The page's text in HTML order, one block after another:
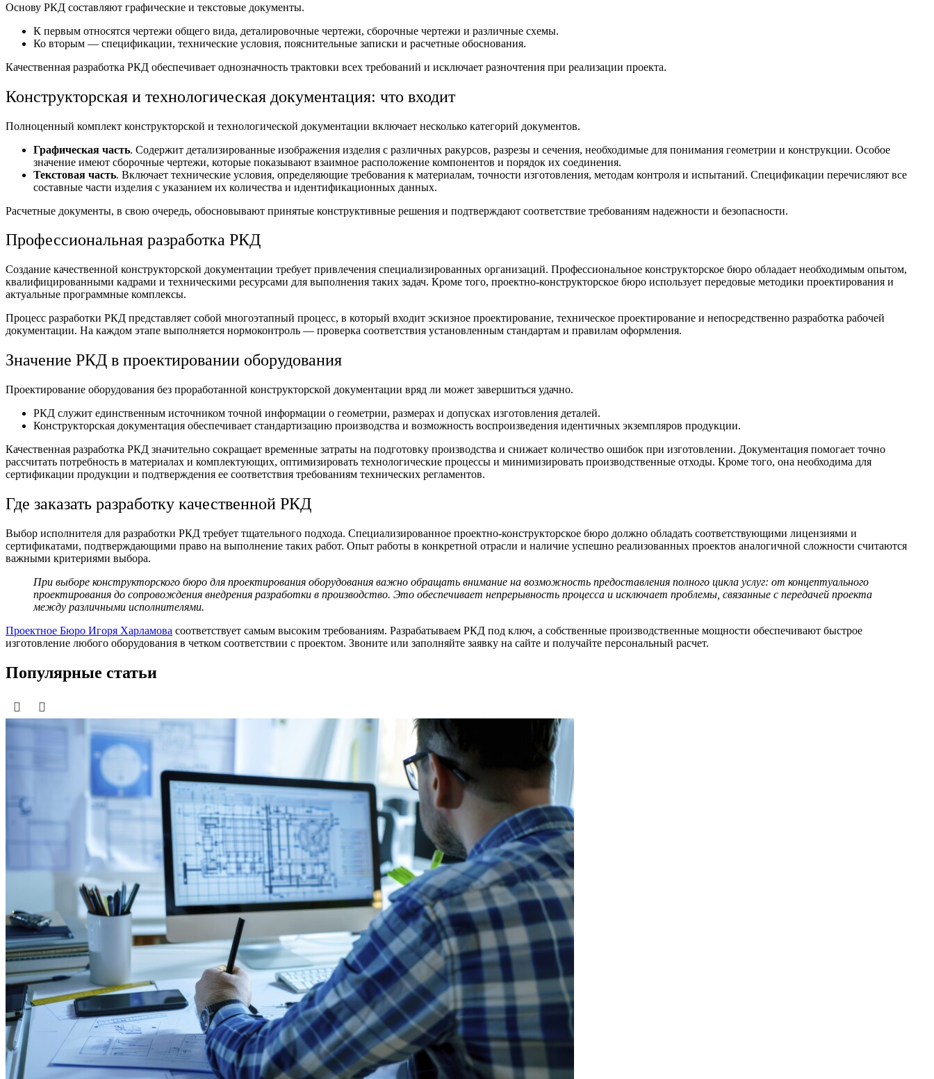
Основу РКД составляют графические и текстовые документы.
К первым относятся чертежи общего вида, деталировочные чертежи, сборочные чертежи и различные схемы.
Ко вторым — спецификации, технические условия, пояснительные записки и расчетные обоснования.
Качественная разработка РКД обеспечивает однозначность трактовки всех требований и исключает разночтения при реализации проекта.
Конструкторская и технологическая документация: что входит
Полноценный комплект конструкторской и технологической документации включает несколько категорий документов.
Графическая часть. Содержит детализированные изображения изделия с различных ракурсов, разрезы и сечения, необходимые для понимания геометрии и конструкции. Особое
значение имеют сборочные чертежи, которые показывают взаимное расположение компонентов и порядок их соединения.
Текстовая часть. Включает технические условия, определяющие требования к материалам, точности изготовления, методам контроля и испытаний. Спецификации перечисляют все
составные части изделия с указанием их количества и идентификационных данных.
Расчетные документы, в свою очередь, обосновывают принятые конструктивные решения и подтверждают соответствие требованиям надежности и безопасности.
Профессиональная разработка РКД
Создание качественной конструкторской документации требует привлечения специализированных организаций. Профессиональное конструкторское бюро обладает необходимым опытом,
квалифицированными кадрами и техническими ресурсами для выполнения таких задач. Кроме того, проектно-конструкторское бюро использует передовые методики проектирования и
актуальные программные комплексы.
Процесс разработки РКД представляет собой многоэтапный процесс, в который входит эскизное проектирование, техническое проектирование и непосредственно разработка рабочей
документации. На каждом этапе выполняется нормоконтроль — проверка соответствия установленным стандартам и правилам оформления.
Значение РКД в проектировании оборудования
Проектирование оборудования без проработанной конструкторской документации вряд ли может завершиться удачно.
РКД служит единственным источником точной информации о геометрии, размерах и допусках изготовления деталей.
Конструкторская документация обеспечивает стандартизацию производства и возможность воспроизведения идентичных экземпляров продукции.
Качественная разработка РКД значительно сокращает временные затраты на подготовку производства и снижает количество ошибок при изготовлении. Документация помогает точно
рассчитать потребность в материалах и комплектующих, оптимизировать технологические процессы и минимизировать производственные отходы. Кроме того, она необходима для
сертификации продукции и подтверждения ее соответствия требованиям технических регламентов.
Где заказать разработку качественной РКД
Выбор исполнителя для разработки РКД требует тщательного подхода. Специализированное проектно-конструкторское бюро должно обладать соответствующими лицензиями и
сертификатами, подтверждающими право на выполнение таких работ. Опыт работы в конкретной отрасли и наличие успешно реализованных проектов аналогичной сложности считаются
важными критериями выбора.
При выборе конструкторского бюро для проектирования оборудования важно обращать внимание на возможность предоставления полного цикла услуг: от концептуального
проектирования до сопровождения внедрения разработки в производство. Это обеспечивает непрерывность процесса и исключает проблемы, связанные с передачей проекта
между различными исполнителями.
Проектное Бюро Игоря Харламова соответствует самым высоким требованиям. Разрабатываем РКД под ключ, а собственные производственные мощности обеспечивают быстрое
изготовление любого оборудования в четком соответствии с проектом. Звоните или заполняйте заявку на сайте и получайте персональный расчет.
Популярные статьи